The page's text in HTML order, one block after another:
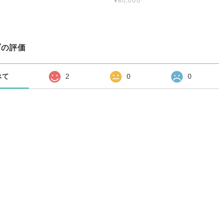
評価
て 2 0 0